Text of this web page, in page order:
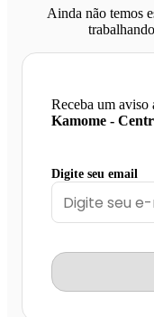
Ainda não temos
Receba um aviso
Kamome -
Digite seu email